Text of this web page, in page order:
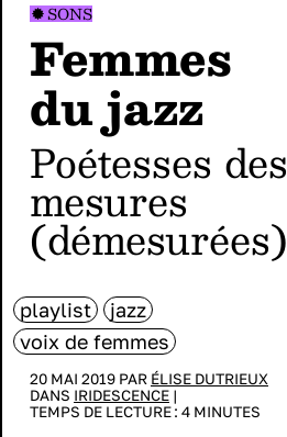
SONS
Femmes
du jazz
poétesses des
mesures
(démesurées)
playlist
jazz
voix de femmes
20 MAI 2019 PAR ÉLISE DUTRIEUX
DANS IRIDESCENCE |
TEMPS DE LECTURE : 4 MINUTES